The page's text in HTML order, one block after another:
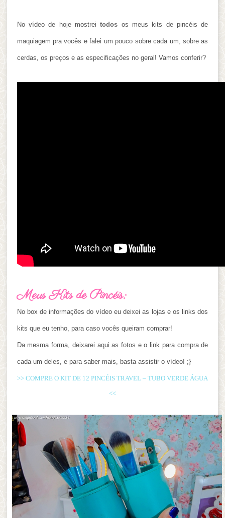
No vídeo de hoje mostreitodos os meus kits de pincéis de
maquiagem pra vocês e falei um pouco sobre cada um, sobre as
cerdas, os preços e as especificações no geral! Vamos conferir?
Meus Kits de Pincéis:
No box de informações do vídeo eu deixei as lojas e os links dos
kits que eu tenho, para caso vocês queiram comprar!
Da mesma forma, deixarei aqui as fotos e o link para compra de
cada um deles, e para saber mais, basta assistir o vídeo! ;}
>> COMPRE O KIT DE 12 PINCÉIS TRAVEL – TUBO VERDE ÁGUA
<<